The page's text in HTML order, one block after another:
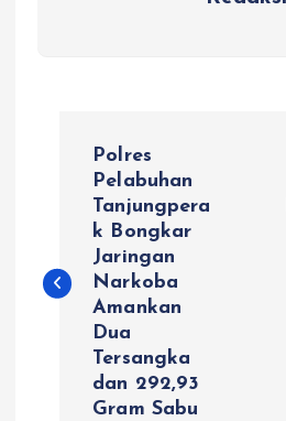
i
Polres
Pelabuhan
Tanjungpera
k Bongkar
Jaringan
Narkoba
Amankan
Dua
Tersangka
dan 292,93
Gram Sabu